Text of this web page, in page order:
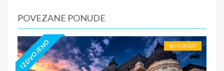
POVEZANE PONUDE
IZDVOJENO BUKUREŠT